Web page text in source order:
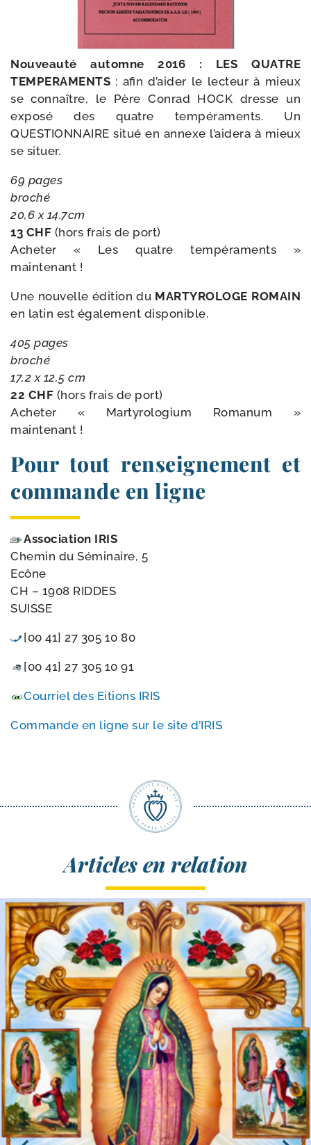
Nouveauté automne 2016 :
LES QUATRE
TEMPERAMENTS : afin d’aider le lec­teur à mieux
se connaître, le Père Conrad HOCK dresse un
expo­sé des quatre tem­pé­ra­ments. Un
QUESTIONNAIRE situé en annexe l’aidera à mieux
se situer.
69 pages
bro­ché
20,6 x 14.7cm
13 CHF (hors frais de port)
Acheter « Les quatre tem­pé­ra­ments »
maintenant !
Une nou­velle édi­tion du MARTYROLOGE ROMAIN
en latin est éga­le­ment disponible.
405 pages
bro­ché
17,2 x 12,5 cm
22 CHF (hors frais de port)
Acheter « Martyrologium Romanum »
maintenant !
Pour tout renseignement et
commande en ligne
Association IRIS
Chemin du Séminaire, 5
Ecône
CH – 1908 RIDDES
SUISSE
[00 41] 27 305 10 80
[00 41] 27 305 10 91
Courriel des Eitions IRIS
Commande en ligne sur le site d’IRIS
Articles en relation